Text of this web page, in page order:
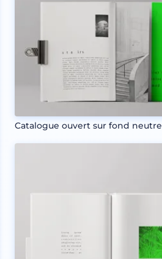
Catalogue ouvert sur fond neutre